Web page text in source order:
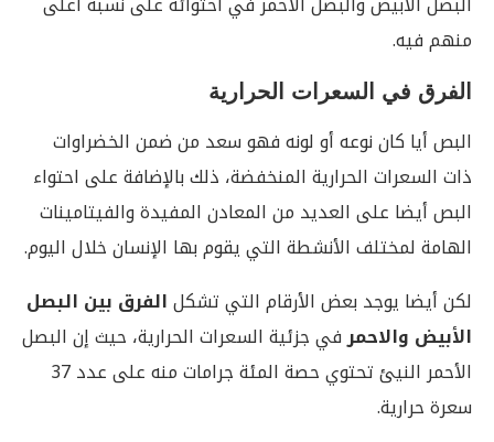
منهم فيه.
الفرق في السعرات الحرارية
البص أيا كان نوعه أو لونه فهو سعد من ضمن الخضراوات
ذات السعرات الحرارية المنخفضة، ذلك بالإضافة على احتواء
البص أيضا على العديد من المعادن المفيدة والفيتامينات
الهامة لمختلف الأنشطة التي يقوم بها الإنسان خلال اليوم.
لكن أيضا يوجد بعض الأرقام التي تشكلالفرق بين البصل
الأبيض والاحمرفي جزئية السعرات الحرارية، حيث إن البصل
الأحمر النيئ تحتوي حصة المئة جرامات منه على عدد 37
سعرة حرارية.